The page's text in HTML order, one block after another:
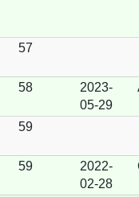
57
58
2023-
05-29
59
59
2022-
02-28